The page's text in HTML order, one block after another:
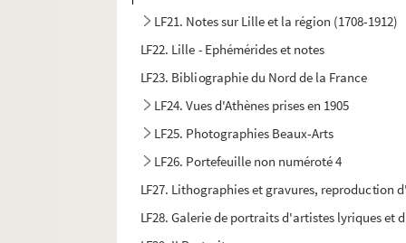
LF21. Notes sur Lille et la région (1708-1912)
LF22. Lille - Ephémérides et notes
LF23. Bibliographie du Nord de la France
LF24. Vues d'Athènes prises en 1905
LF25. Photographies Beaux-Arts
LF26. Portefeuille non numéroté 4
LF27. Lithographies et gravures, reproduction
LF28. Galerie de portraits d'artistes lyriques